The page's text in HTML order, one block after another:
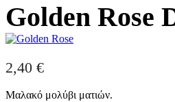
Golden Rose
2,40 €
Μαλακό μολύβι ματιών.